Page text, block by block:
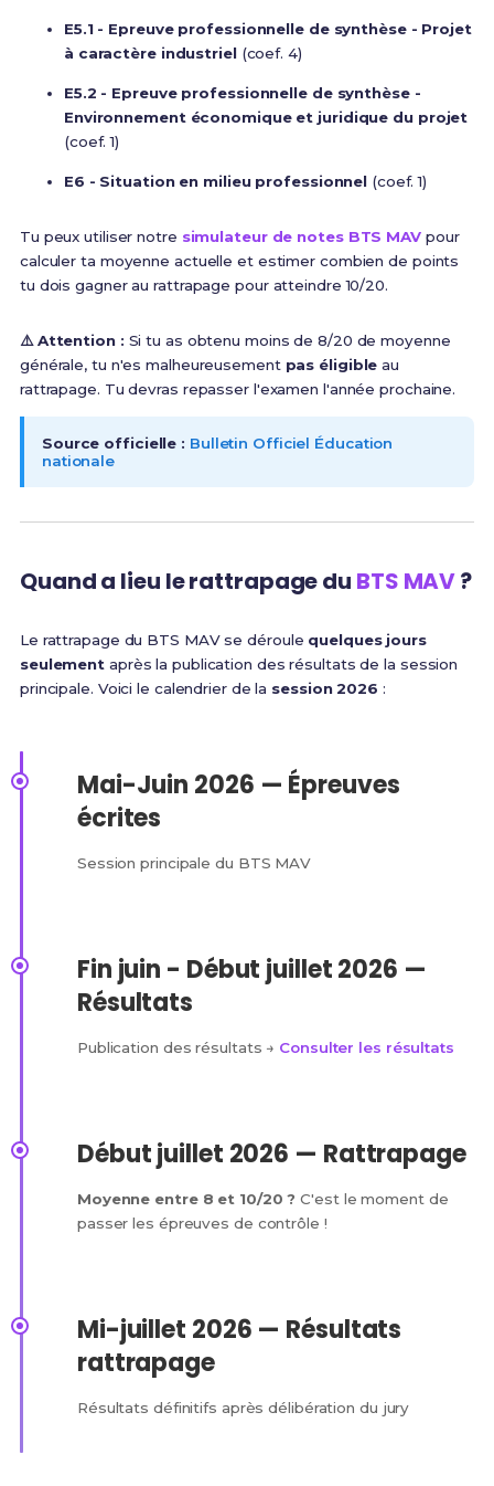
E5.1 - Epreuve professionnelle de synthèse - Projet
à caractère industriel(coef. 4)
E5.2 - Epreuve professionnelle de synthèse -
Environnement économique et juridique du projet
(coef. 1)
E6 - Situation en milieu professionnel (coef. 1)
Tu peux utiliser notre simulateur de notes BTS MAVpour
calculer ta moyenne actuelle et estimer combien de points
tu dois gagner au rattrapage pour atteindre 10/20.
⚠️ Attention : Si tu as obtenu moins de 8/20 de moyenne
générale, tu n'es malheureusement pas éligible au
rattrapage. Tu devras repasser l'examen l'année prochaine.
Source officielle : Bulletin Officiel Éducation
nationale
Quand a lieu le rattrapage du BTS MAV?
Le rattrapage du BTS MAV se déroule quelques jours
seulement après la publication des résultats de la session
principale. Voici le calendrier de la session 2026 :
Mai-Juin 2026 — Épreuves
écrites
Session principale du BTS MAV
Fin juin - Début juillet 2026 —
Résultats
Publication des résultats → Consulter les résultats
Début juillet 2026 — Rattrapage
Moyenne entre 8 et 10/20 ? C'est le moment de
passer les épreuves de contrôle !
Mi-juillet 2026 — Résultats
rattrapage
Résultats définitifs après délibération du jury